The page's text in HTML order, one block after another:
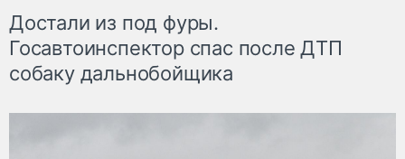
Достали из под фуры.
Госавтоинспектор спас после ДТП
собаку дальнобойщика